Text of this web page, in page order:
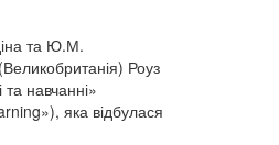
та Ю.М.
Роуз
навчанні»
яка відбулася